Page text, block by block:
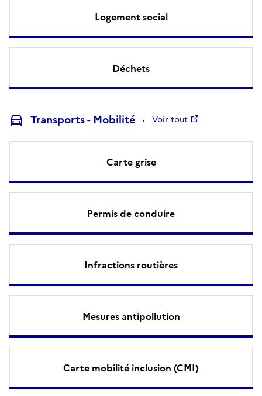
Logement social
Déchets
Transports - Mobilité Voir tout
Carte grise
Permis de conduire
Infractions routières
Mesures antipollution
Carte mobilité inclusion (CMI)